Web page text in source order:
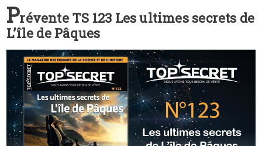
Prévente TS 123 Les ultimes secrets de
L’île de Pâques